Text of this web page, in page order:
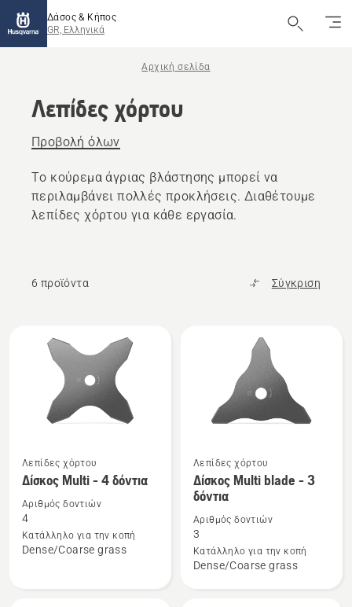
Δάσος & Κήπος
GR, Ελληνικά
Αρχική σελίδα
Λεπίδες χόρτου
Προβολή όλων
Το κούρεμα άγριας βλάστησης μπορεί να
περιλαμβάνει πολλές προκλήσεις. Διαθέτουμε
λεπίδες χόρτου για κάθε εργασία.
6 προϊόντα Σύγκριση
προϊόντα
Δείτε
περισσότερες
λεπτομέρειες
για
το
Λεπίδες χόρτου
Δίσκος Multi - 4 δόντια
Αριθμός δοντιών
4
Κατάλληλο για την κοπή
Dense/Coarse grass
Δείτε
περισσότερες
λεπτομέρειες
για
το
Δίσκος
Λεπίδες χόρτου
Δίσκος Multi blade - 3
δόντια
Αριθμός δοντιών
3
Κατάλληλο για την κοπή
Dense/Coarse grass